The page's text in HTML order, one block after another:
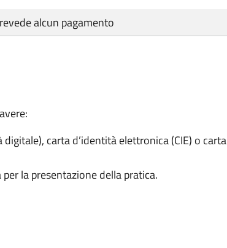
alcun pagamento
carta d’identità elettronica (CIE) o carta
la presentazione della pratica.